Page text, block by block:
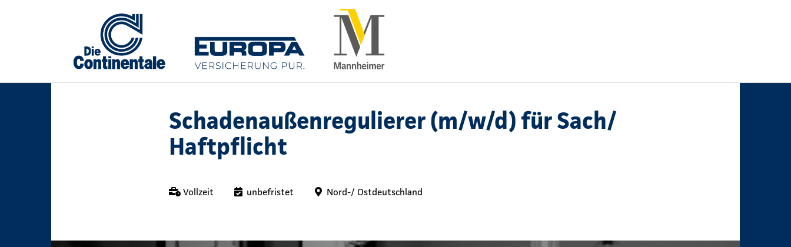
Schadenaußenregulierer (m/w/d) für Sach/
Haftpflicht
Vollzeit unbefristet Nord-/ Ostdeutschland